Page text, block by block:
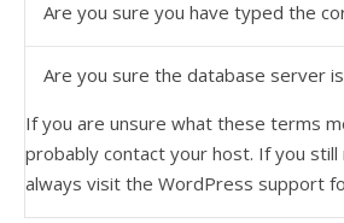
Are you sure you have typed the
Are you sure the database server
If you are unsure what these terms
probably contact your host. If you still
always visit the WordPress support